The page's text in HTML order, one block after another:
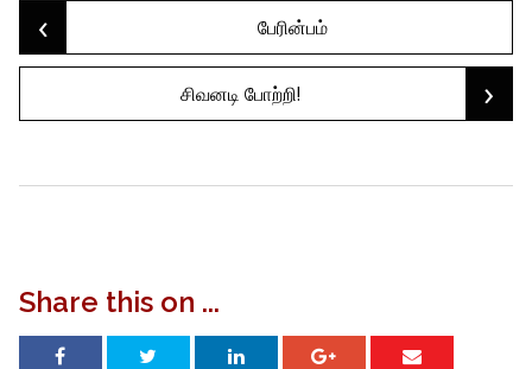
Post
navigation
‹ பேரின்பம்
சிவனடி போற்றி! ›
Share this on ...